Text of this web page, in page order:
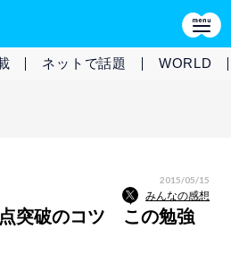
ネットで話題 WORLD
2015/05/15
みんなの感想
突破のコツ この勉強